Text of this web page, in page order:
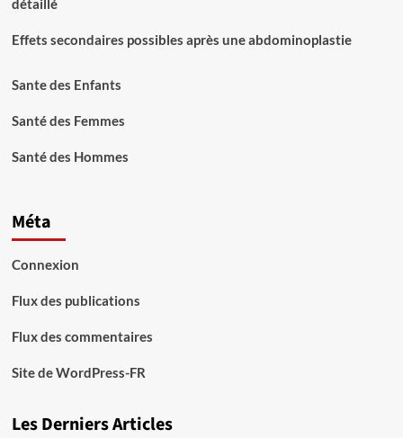
détaillé
Effets secondaires possibles après une abdominoplastie
Sante des Enfants
Santé des Femmes
Santé des Hommes
Méta
Connexion
Flux des publications
Flux des commentaires
Site de WordPress-FR
Les Derniers Articles